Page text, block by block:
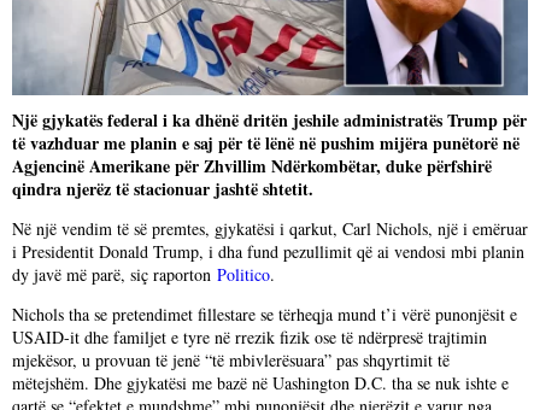
Një gjykatës federal i ka dhënë dritën jeshile administratës Trump për
të vazhduar me planin e saj për të lënë në pushim mijëra punëtorë në
Agjencinë Amerikane për Zhvillim Ndërkombëtar, duke përfshirë
qindra njerëz të stacionuar jashtë shtetit.
Në një vendim të së premtes, gjykatësi i qarkut, Carl Nichols, një i emëruar
i Presidentit Donald Trump, i dha fund pezullimit që ai vendosi mbi planin
dy javë më parë, siç raporton Politico.
Nichols tha se pretendimet fillestare se tërheqja mund t’i vërë punonjësit e
USAID-it dhe familjet e tyre në rrezik fizik ose të ndërpresë trajtimin
mjekësor, u provuan të jenë “të mbivlerësuara” pas shqyrtimit të
mëtejshëm. Dhe gjykatësi me bazë në Uashington D.C. tha se nuk ishte e